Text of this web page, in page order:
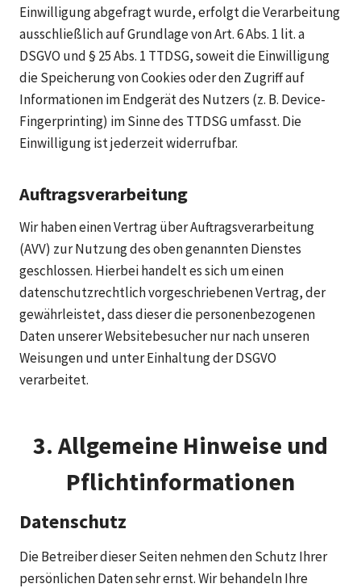
Einwilligung abgefragt wurde, erfolgt die Verarbeitung
ausschließlich auf Grundlage von Art. 6 Abs. 1 lit. a
DSGVO und § 25 Abs. 1 TTDSG, soweit die Einwilligung
die Speicherung von Cookies oder den Zugriff auf
Informationen im Endgerät des Nutzers (z. B. Device-
Fingerprinting) im Sinne des TTDSG umfasst. Die
Einwilligung ist jederzeit widerrufbar.
Auftragsverarbeitung
Wir haben einen Vertrag über Auftragsverarbeitung
(AVV) zur Nutzung des oben genannten Dienstes
geschlossen. Hierbei handelt es sich um einen
datenschutzrechtlich vorgeschriebenen Vertrag, der
gewährleistet, dass dieser die personenbezogenen
Daten unserer Websitebesucher nur nach unseren
Weisungen und unter Einhaltung der DSGVO
verarbeitet.
3. Allgemeine Hinweise und
Pflicht­informationen
Datenschutz
Die Betreiber dieser Seiten nehmen den Schutz Ihrer
persönlichen Daten sehr ernst. Wir behandeln Ihre